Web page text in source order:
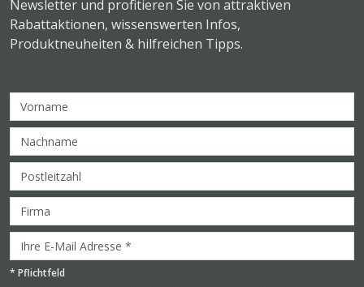
Newsletter und profitieren Sie von attraktiven
Rabattaktionen, wissenswerten Infos,
Produktneuheiten & hilfreichen Tipps.
* Pflichtfeld